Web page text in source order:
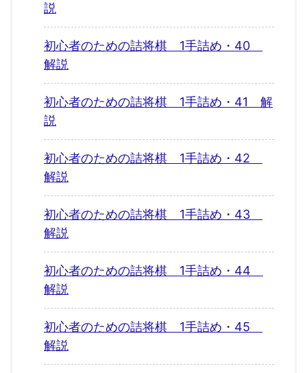
説
初心者のための詰将棋 1手詰め・40
解説
初心者のための詰将棋 1手詰め・41 解
説
初心者のための詰将棋 1手詰め・42
解説
初心者のための詰将棋 1手詰め・43
解説
初心者のための詰将棋 1手詰め・44
解説
初心者のための詰将棋 1手詰め・45
解説